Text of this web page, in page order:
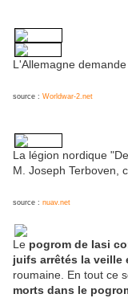
L'Allemagne
source : Worldwar-2.net
La légion nordique
M. Joseph Terboven,
source : nuav.net
Le pogrom de Iasi
juifs arrêtés la veille
roumaine. En tout ce
morts dans le